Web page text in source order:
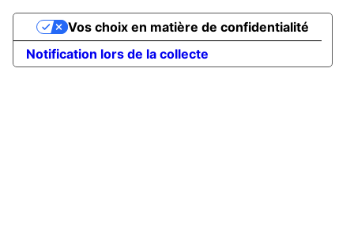
Notification lors de la collecte
Vos choix en matière de confidentialité